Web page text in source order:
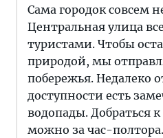
Сама городок совсем
Центральная улица
туристами. Чтобы
природой, мы
побережья. Недалеко
доступности есть
водопады. Добраться
можно за час-